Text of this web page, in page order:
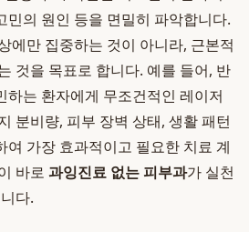
민의 원인 등을 면밀히 파악합니다.
에만 집중하는 것이 아니라, 근본적
것을 목표로 합니다. 예를 들어, 반
하는 환자에게 무조건적인 레이저
분비량, 피부 장벽 상태, 생활 패턴
여 가장 효과적이고 필요한 치료 계
바로 과잉진료 없는 피부과가 실천
다.